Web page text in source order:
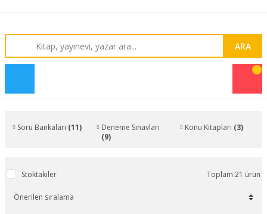
ARA
Soru Bankaları (11)
Deneme Sınavları
(9)
Konu Kitapları (3)
Stoktakiler Toplam 21 ürün